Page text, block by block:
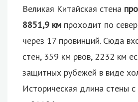
Великая Китайская стена
8851,9 км проходит по
через 17 провинций. Сюда
стен, 359 км рвов, 2232 км
защитных рубежей в виде
Историческая длина стены